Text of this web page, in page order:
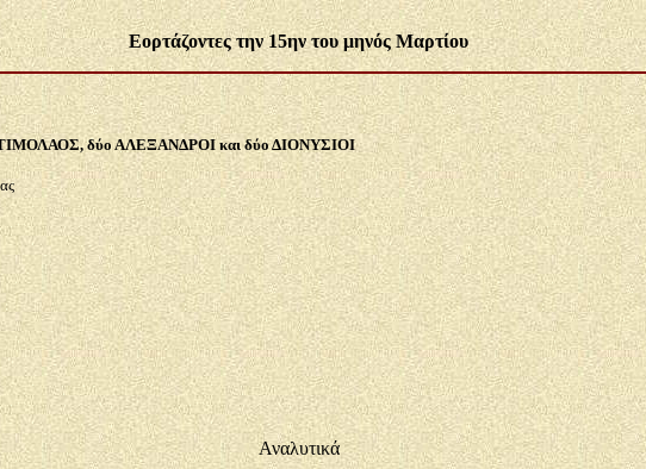
Εορτάζοντες την 15ην του μηνός Μαρτίου
δύο ΑΛΕΞΑΝΔΡΟΙ και δύο ΔΙΟΝΥΣΙΟΙ
Αναλυτικά